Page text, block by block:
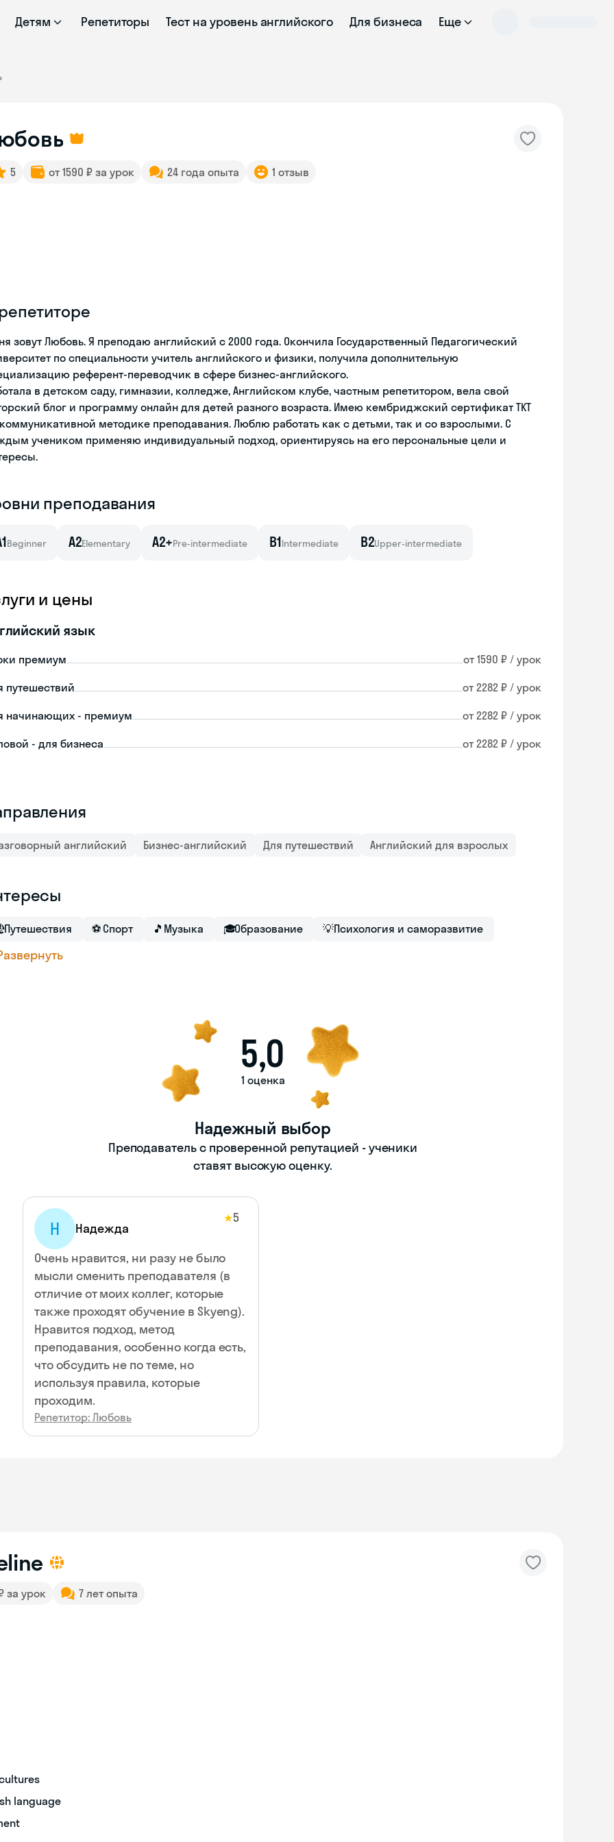
Детям Репетиторы Тест на уровень английского Для бизнеса Еще
5 от 1590 ₽ за урок 24 года опыта 1 отзыв
зовут Любовь. Я преподаю английский с 2000 года. Окончила Государственный Педагогический
по специальности учитель английского и физики, получила дополнительную
референт-переводчик в сфере бизнес-английского.
в детском саду, гимназии, колледже, Английском клубе, частным репетитором, вела свой
блог и программу онлайн для детей разного возраста. Имею кембриджский сертификат TKT
методике преподавания. Люблю работать как с детьми, так и со взрослыми. С
учеником применяю индивидуальный подход, ориентируясь на его персональные цели и
преподавания
Beginner A2Elementary A2+Pre-intermediate B1Intermediate B2Upper-intermediate
и цены
язык
премиум от 1590 ₽ / урок
путешествий от 2282 ₽ / урок
начинающих - премиум от 2282 ₽ / урок
- для бизнеса от 2282 ₽ / урок
английский Бизнес-английский Для путешествий Английский для взрослых
Путешествия ⚽ Спорт 🎵 Музыка 🎓Образование 💡Психология и саморазвитие
5,0
1 оценка
Надежный выбор
Преподаватель с проверенной репутацией - ученики
ставят высокую оценку.
Н Надежда
★5
Очень нравится, ни разу не было
мысли сменить преподавателя (в
отличие от моих коллег, которые
также проходят обучение в Skyeng).
Нравится подход, метод
преподавания, особенно когда есть,
что обсудить не по теме, но
используя правила, которые
проходим.
Репетитор: Любовь
за урок 7 лет опыта
language